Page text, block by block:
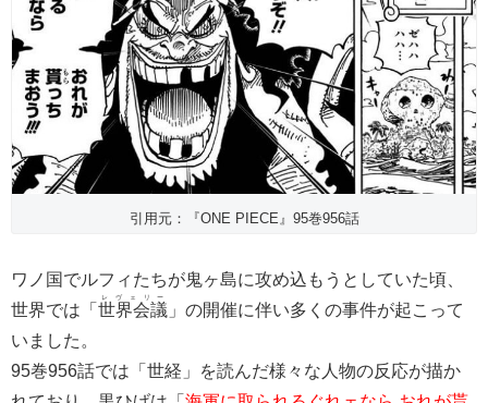
引用元：『ONE PIECE』95巻956話
ワノ国でルフィたちが鬼ヶ島に攻め込もうとしていた頃、
世界では「 世界会議
レヴェリー
」の開催に伴い多くの事件が起こって
いました。
95巻956話では「世経」を読んだ様々な人物の反応が描か